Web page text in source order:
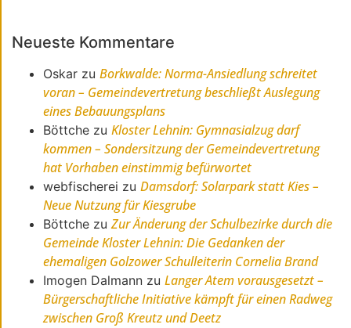
Neueste Kommentare
Oskar zuBorkwalde: Norma-Ansiedlung schreitet
voran – Gemeindevertretung beschließt Auslegung
eines Bebauungsplans
Böttche zuKloster Lehnin: Gymnasialzug darf
kommen – Sondersitzung der Gemeindevertretung
hat Vorhaben einstimmig befürwortet
webfischerei zuDamsdorf: Solarpark statt Kies –
Neue Nutzung für Kiesgrube
Böttche zuZur Änderung der Schulbezirke durch die
Gemeinde Kloster Lehnin: Die Gedanken der
ehemaligen Golzower Schulleiterin Cornelia Brand
Imogen Dalmann zuLanger Atem vorausgesetzt –
Bürgerschaftliche Initiative kämpft für einen Radweg
zwischen Groß Kreutz und Deetz